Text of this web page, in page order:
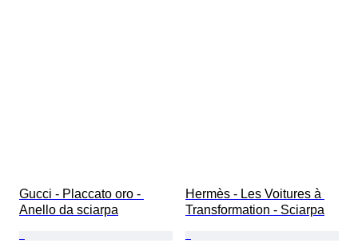
Gucci - Placcato oro -
Anello da sciarpa
Hermès - Les Voitures à
Transformation - Sciarpa